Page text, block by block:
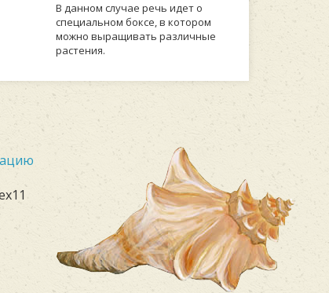
В данном случае речь идет о
специальном боксе, в котором
можно выращивать различные
растения.